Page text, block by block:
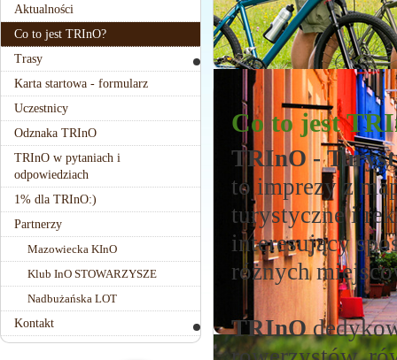
Aktualności
Co to jest TRInO?
Trasy
Karta startowa - formularz
Uczestnicy
Odznaka TRInO
TRInO w pytaniach i
odpowiedziach
1% dla TRInO:)
Partnerzy
Mazowiecka KInO
Klub InO STOWARZYSZE
Nadbużańska LOT
Kontakt
Co to jest
TRInO -
to imprezy z
turystyczne i
interesujący
różnych
TRInO